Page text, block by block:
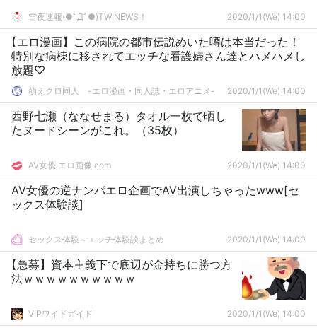
雪夜速報(●ﾟДﾟ●)TWINEWS！ 2020/1/1(We) 14:00
【エロ漫画】この病院の都市伝説めいた噂は本当だった！
特別な病棟に移されてエッチな看護婦さん達とハメハメし
放題♡
萌えクロ同人 -エロ漫画・同人誌・エロアニメ- 2020/1/1(We) 14:00
西野七瀬（ななせまる）タオル一枚で晒し
たヌードシーンがこれ。（35枚）
AV女優 エロ画像.com 2020/1/1(We) 14:00
AV女優の逆ナンパエロ企画でAV出演しちゃったwww[セ
ックス体験談]
セックス体験～エッチ体験談まとめ 2020/1/1(We) 14:00
【急募】資本主義下で底辺が金持ちに勝つ方
法ｗｗｗｗｗｗｗｗｗｗ
VIPワイドガイド 2020/1/1(We) 14:00